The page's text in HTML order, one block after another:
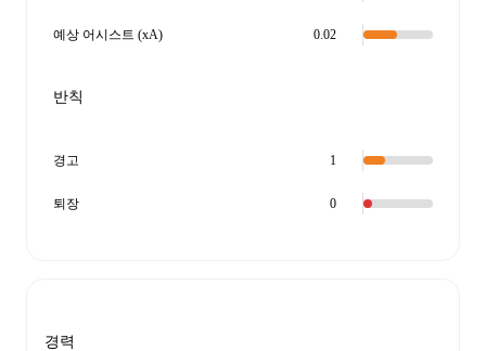
예상 어시스트 (xA) 0.02
반칙
경고 1
퇴장 0
경력